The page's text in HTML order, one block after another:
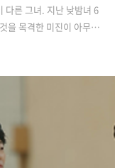
다른 그녀. 지난 낮밤녀 6
을 목격한 미진이 아무것
해 치킨집 닭다리를 집
주시기 바랍니다. 어제(6
는 전국 가구 평균 시청
지 다양한 연령층을 아
시작하겠습니
밤이 다른 ..